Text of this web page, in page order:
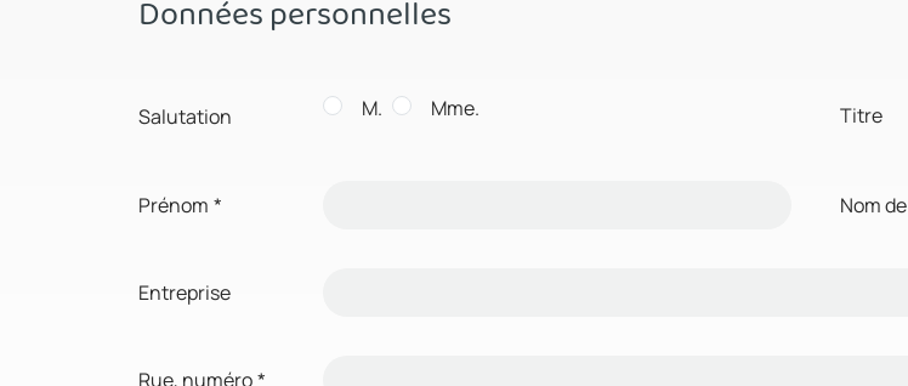
Données personnelles
Salutation M. Mme. Titre
Prénom * Nom
Entreprise
Rue, numéro*